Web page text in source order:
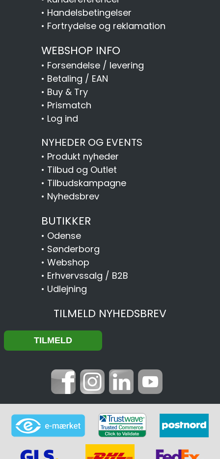
• Handelsbetingelser
• Fortrydelse og reklamation
WEBSHOP INFO
• Forsendelse / levering
• Betaling / EAN
• Buy & Try
• Prismatch
• Log ind
NYHEDER OG EVENTS
• Produkt nyheder
• Tilbud og Outlet
• Tilbudskampagne
• Nyhedsbrev
BUTIKKER
• Odense
• Sønderborg
• Webshop
• Erhvervssalg / B2B
• Udlejning
TILMELD NYHEDSBREV